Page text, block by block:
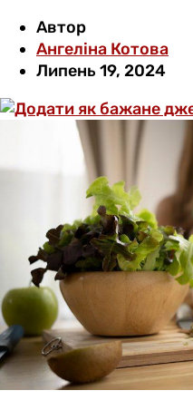
Автор
Ангеліна Котова
Липень 19, 2024